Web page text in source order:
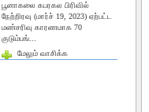
மண்சரிவு காரணமாக 70
குடும்பங்...
மேலும் வாசிக்க